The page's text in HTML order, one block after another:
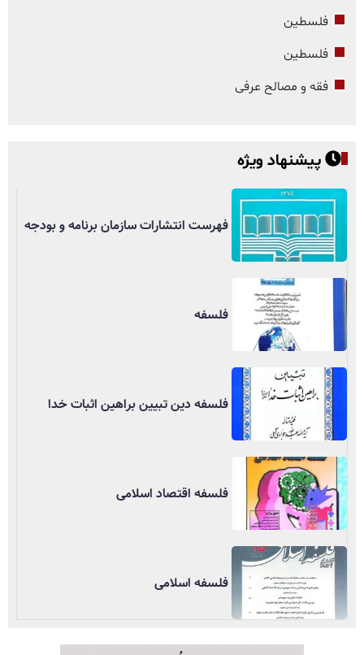
فلسطین
فلسطین
فقه و مصالح عرفی
پیشنهاد ویژه
فهرست انتشارات سازمان برنامه و بودجه
فلسفه
فلسفه دین تبیین براهین اثبات خدا
فلسفه اقتصاد اسلامی
فلسفه اسلامی